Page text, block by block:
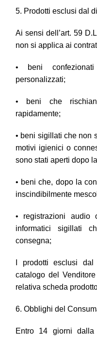
5. Prodotti esclusi dal
Ai sensi dell’art. 59
non si applica ai
• beni
personalizzati;
• beni che
rapidamente;
• beni sigillati che non
motivi igienici o
sono stati aperti dopo
• beni che, dopo la
inscindibilmente
• registrazioni
informatici sigillati
consegna;
I prodotti esclusi
catalogo del
relativa scheda
6. Obblighi del
Entro 14 giorni dalla